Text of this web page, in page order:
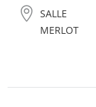
 SALLE
MERLOT